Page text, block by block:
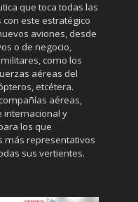
que toca todas las
este estratégico
aviones, desde
o de negocio,
como los
aéreas del
etcétera.
aéreas,
internacional y
los que
más representativos
sus vertientes.